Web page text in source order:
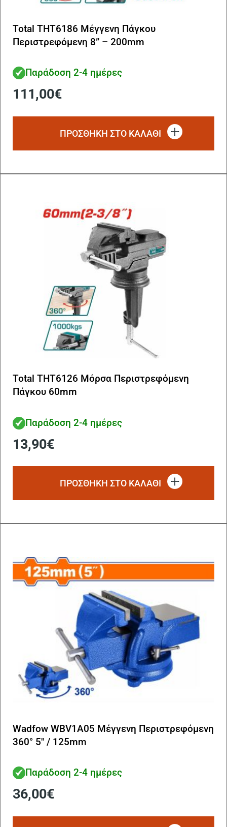
Total THT6186 Μέγγενη Πάγκου
Περιστρεφόμενη 8” – 200mm
Παράδοση 2-4 ημέρες
111,00€
ΠΡΟΣΘΗΚΗ ΣΤΟ ΚΑΛΑΘΙ
Total THT6126 Μόρσα Περιστρεφόμενη
Πάγκου 60mm
Παράδοση 2-4 ημέρες
13,90€
ΠΡΟΣΘΗΚΗ ΣΤΟ ΚΑΛΑΘΙ
Wadfow WBV1A05 Μέγγενη Περιστρεφόμενη
360° 5″ / 125mm
Παράδοση 2-4 ημέρες
36,00€